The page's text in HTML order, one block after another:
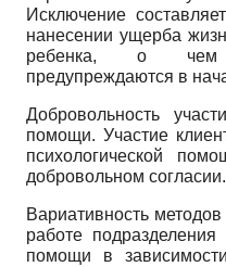
Исключение
нанесении ущерба
ребенка, о чем
предупреждаются в
Добровольность
помощи. Участие
психологической
добровольном согласии.
Вариативность
работе
помощи в